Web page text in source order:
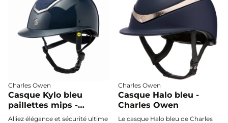
cheval.
Charles Owen
Casque Kylo bleu
paillettes mips -
Charles Owen
Alliez élégance et sécurité ultime
Charles Owen
Casque Halo bleu -
Charles Owen
Le casque Halo bleu de Charles